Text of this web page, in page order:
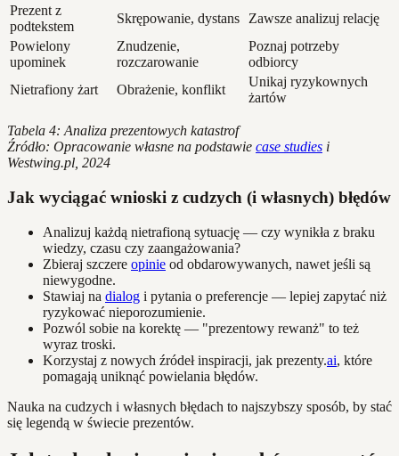
Prezent z
podtekstem
Skrępowanie, dystans Zawsze analizuj relację
Powielony
upominek
Znudzenie,
rozczarowanie
Poznaj potrzeby
odbiorcy
Nietrafiony żart
Obrażenie, konflikt
Unikaj ryzykownych
żartów
Tabela 4: Analiza prezentowych katastrof
Źródło: Opracowanie własne na podstawie case studies i
Westwing.pl, 2024
Jak wyciągać wnioski z cudzych (i własnych) błędów
Analizuj każdą nietrafioną sytuację — czy wynikła z braku
wiedzy, czasu czy zaangażowania?
Zbieraj szczere opinie od obdarowywanych, nawet jeśli są
niewygodne.
Stawiaj na dialog i pytania o preferencje — lepiej zapytać niż
ryzykować nieporozumienie.
Pozwól sobie na korektę — "prezentowy rewanż" to też
wyraz troski.
Korzystaj z nowych źródeł inspiracji, jak prezenty.ai, które
pomagają uniknąć powielania błędów.
Nauka na cudzych i własnych błędach to najszybszy sposób, by stać
się legendą w świecie prezentów.